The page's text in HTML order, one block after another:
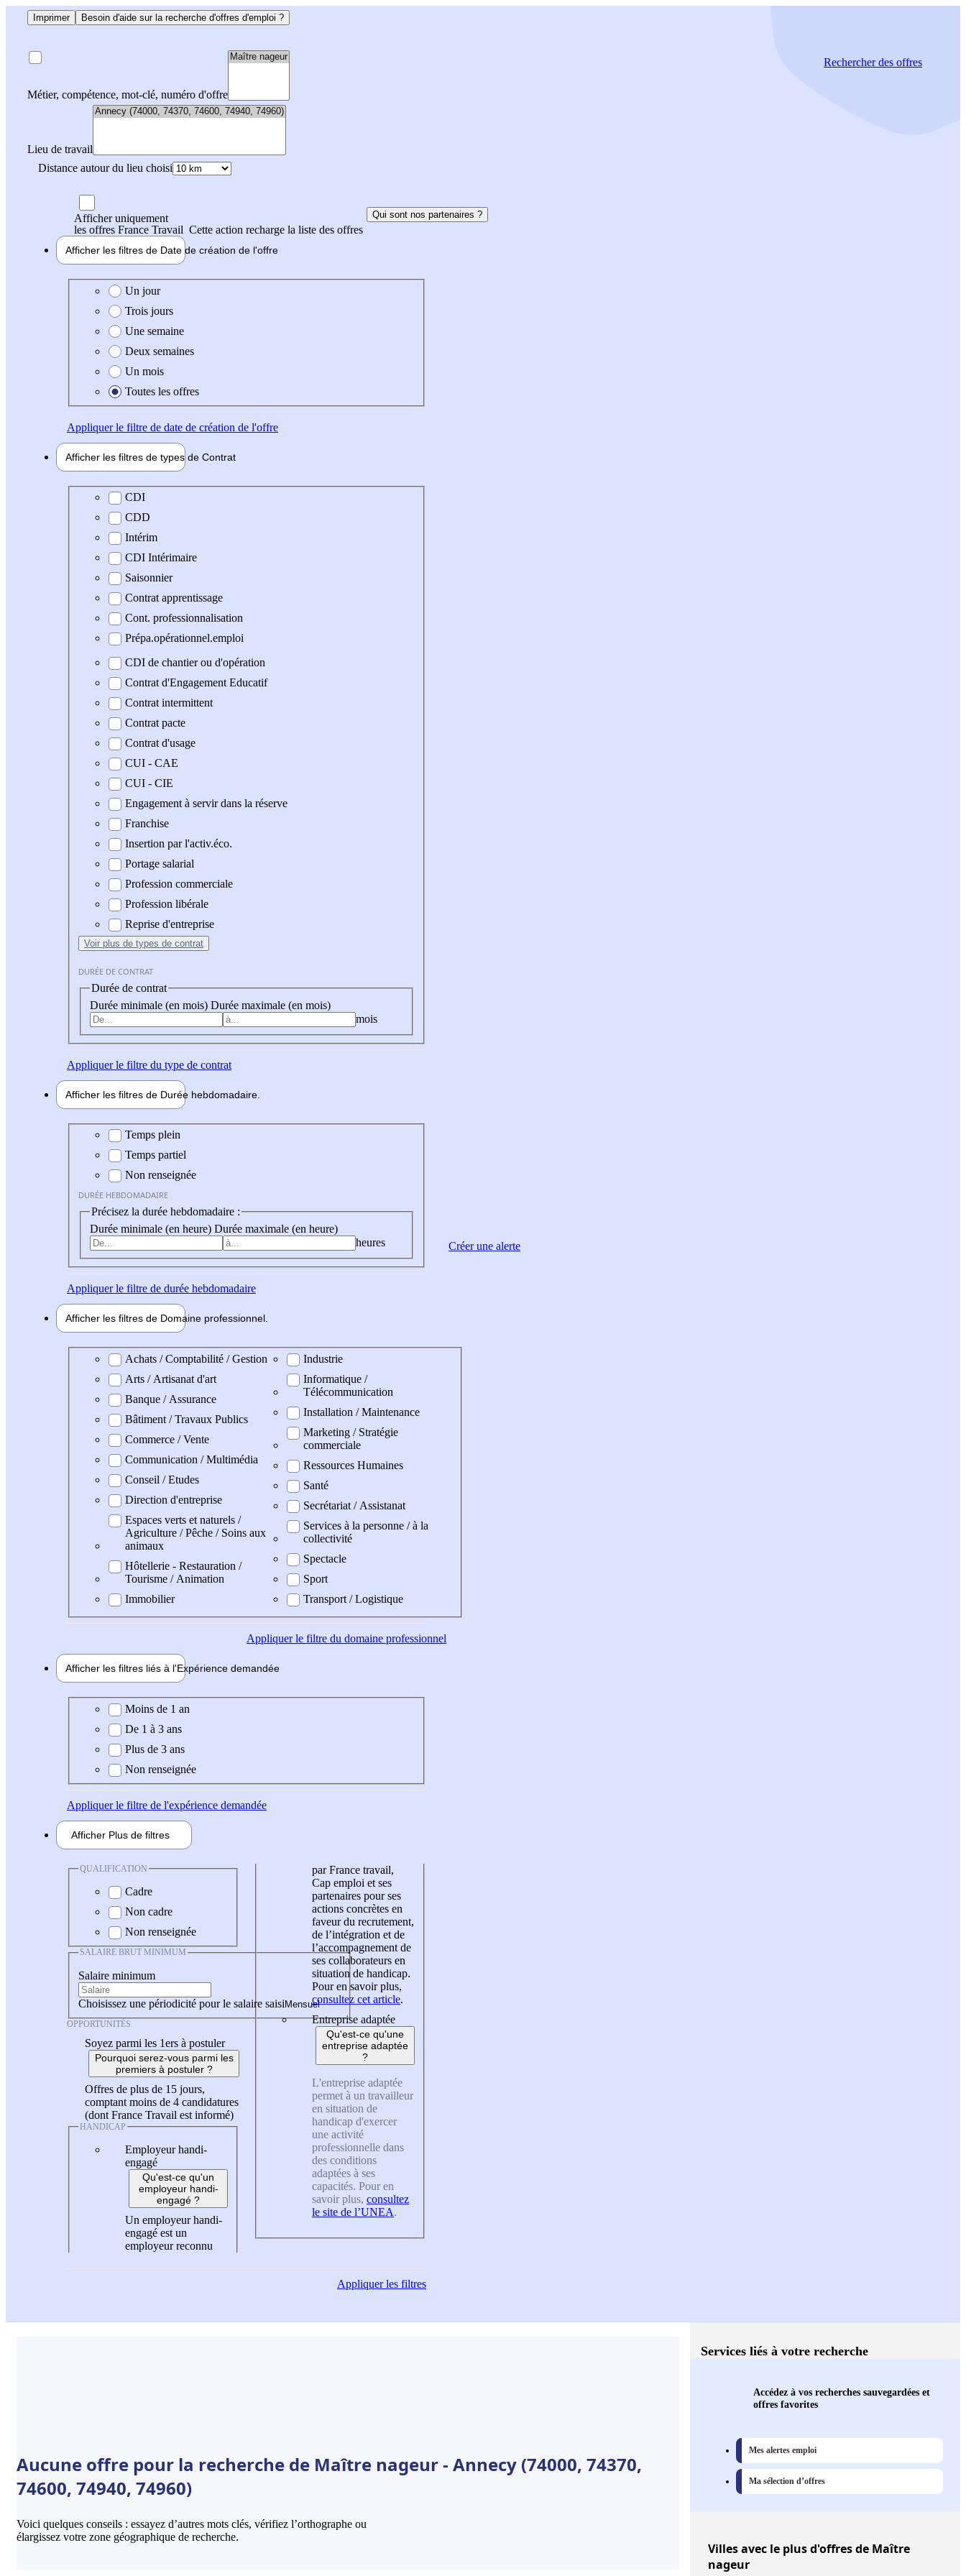
Imprimer Besoin d'aide sur la recherche d'offres d'emploi ?
Métier, compétence, mot-clé, numéro d'offre
Lieu de travail
Distance autour du lieu choisi
Rechercherdes offres
Afficher uniquement
les offres France Travail Cette action recharge la liste des offres
Qui sont nos partenaires ?
Afficher les filtres de Date de création de l'offre
Date de création de l'offre
Un jour
Trois jours
Une semaine
Deux semaines
Un mois
Toutes les offres
Appliquerle filtre de date de création de l'offre
Afficher les filtres de types de Contrat
Type de contrat
CDI
CDD
Intérim
CDI Intérimaire
Saisonnier
Contrat apprentissage
Cont. professionnalisation
Prépa.opérationnel.emploi
CDI de chantier ou d'opération
Contrat d'Engagement Educatif
Contrat intermittent
Contrat pacte
Contrat d'usage
CUI - CAE
CUI - CIE
Engagement à servir dans la réserve
Franchise
Insertion par l'activ.éco.
Portage salarial
Profession commerciale
Profession libérale
Reprise d'entreprise
Voir plus de types de contrat
DURÉE DE CONTRAT
Durée de contrat
Durée minimale (en mois) Durée maximale (en mois)
mois
Appliquerle filtre du type de contrat
Afficher les filtres de Durée hebdomadaire
Durée hebdomadaire
Temps plein
Temps partiel
Non renseignée
DURÉE HEBDOMADAIRE
Précisez la durée hebdomadaire :
Durée minimale (en heure) Durée maximale (en heure)
heures
Appliquerle filtre de durée hebdomadaire
Afficher les filtres de Domaine professionnel
Domaine professionel
Achats / Comptabilité / Gestion
Arts / Artisanat d'art
Banque / Assurance
Bâtiment / Travaux Publics
Commerce / Vente
Communication / Multimédia
Conseil / Etudes
Direction d'entreprise
Espaces verts et naturels /
Agriculture / Pêche / Soins aux
animaux
Hôtellerie - Restauration /
Tourisme / Animation
Immobilier
Industrie
Informatique /
Télécommunication
Installation / Maintenance
Marketing / Stratégie
commerciale
Ressources Humaines
Santé
Secrétariat / Assistanat
Services à la personne / à la
collectivité
Spectacle
Sport
Transport / Logistique
Appliquerle filtre du domaine professionnel
Afficher les filtres liés à l'Expérience demandée
Expérience demandée
Moins de 1 an
De 1 à 3 ans
Plus de 3 ans
Non renseignée
Appliquerle filtre de l'expérience demandée
Afficher Plus de filtres
QUALIFICATION
Cadre
Non cadre
Non renseignée
SALAIRE BRUT MINIMUM
Salaire minimum
Choisissez une périodicité pour le salaire saisi
OPPORTUNITÉS
Soyez parmi les 1ers à postuler
Pourquoi serez-vous parmi les
premiers à postuler ?
Offres de plus de 15 jours,
comptant moins de 4 candidatures
(dont France Travail est informé)
HANDICAP
Employeur handi-
engagé
Qu'est-ce qu'un
employeur handi-
engagé ?
Un employeur handi-
engagé est un
employeur reconnu
par France travail,
Cap emploi et ses
partenaires pour ses
actions concrètes en
faveur du recrutement,
de l’intégration et de
l’accompagnement de
ses collaborateurs en
situation de handicap.
Pour en savoir plus,
consultez cet article.
Entreprise adaptée
Qu'est-ce qu'une
entreprise adaptée
?
L'entreprise adaptée
permet à un travailleur
en situation de
handicap d'exercer
une activité
professionnelle dans
des conditions
adaptées à ses
capacités. Pour en
savoir plus, consultez
le site de l’UNEA.
Appliquerles filtres
Créer une alerte
Aucune offre pour la recherche de Maître nageur - Annecy (74000, 74370,
74600, 74940, 74960)
Voici quelques conseils : essayez d’autres mots clés, vérifiez l’orthographe ou
élargissez votre zone géographique de recherche.
Services liés à votre recherche
Accédez à vos recherches sauvegardées et
offres favorites
Mes alertes emploi
Ma sélection d’offres
Villesavec le plus d'offres de Maître
nageur